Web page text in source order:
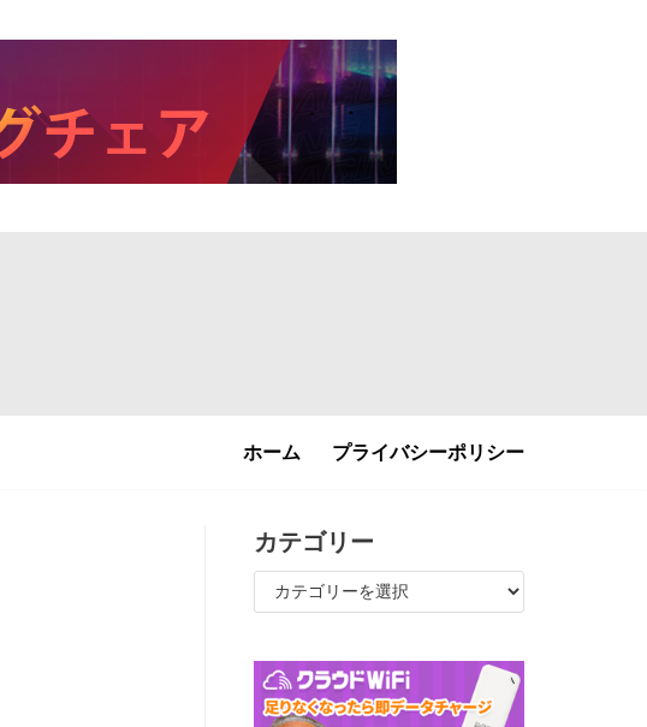
ホーム プライバシーポリシー
カテゴリー